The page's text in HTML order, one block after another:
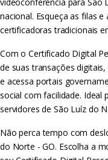
nacional. Esqueça as filas
certificadoras tradicionais
Com o Certificado Digital
de suas transações
e acessa portais
social com facilidade. Ideal
servidores de São Luíz do
Não perca tempo com
do Norte - GO. Escolha a